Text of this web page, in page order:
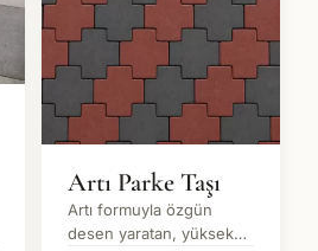
Artı Parke Taşı
Artı formuyla özgün
desen yaratan, yüksek